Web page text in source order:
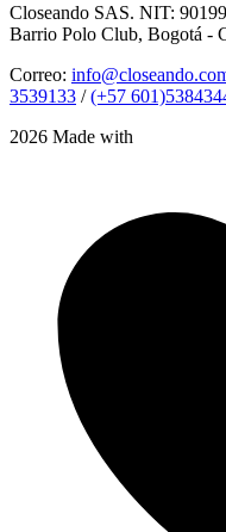
Closeando SAS. NIT:
Barrio Polo Club, Bogotá -
Correo:
3539133 /(+57
2026 Made with